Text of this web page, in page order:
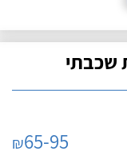
שכבתי
₪65-95